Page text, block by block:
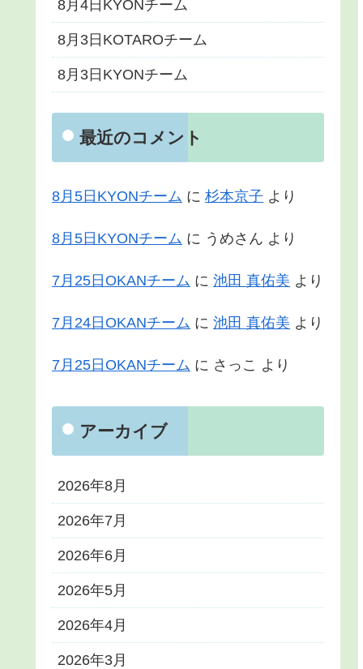
8月4日KYONチーム
8月3日KOTAROチーム
8月3日KYONチーム
最近のコメント
8月5日KYONチーム に 杉本京子 より
8月5日KYONチーム に うめさん より
7月25日OKANチーム に 池田 真佑美 より
7月24日OKANチーム に 池田 真佑美 より
7月25日OKANチーム に さっこ より
アーカイブ
2026年8月
2026年7月
2026年6月
2026年5月
2026年4月
2026年3月